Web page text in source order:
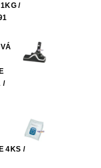
/
/
4KS /